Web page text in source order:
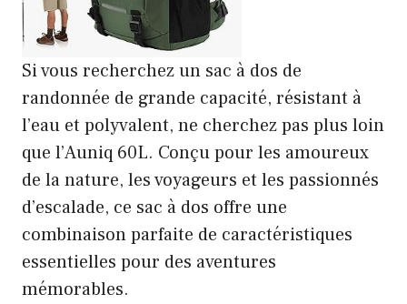
Si vous recherchez un sac à dos de
randonnée de grande capacité, résistant à
l’eau et polyvalent, ne cherchez pas plus loin
que l’Auniq 60L. Conçu pour les amoureux
de la nature, les voyageurs et les passionnés
d’escalade, ce sac à dos offre une
combinaison parfaite de caractéristiques
essentielles pour des aventures
mémorables.